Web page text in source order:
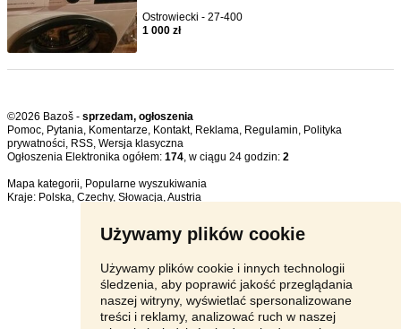
Używamy plików cookie
Używamy plików cookie i innych technologii
śledzenia, aby poprawić jakość przeglądania
naszej witryny, wyświetlać spersonalizowane
treści i reklamy, analizować ruch w naszej
Ostrowiecki - 27-400
1 000 zł
©2026 Bazoš - sprzedam, ogłoszenia
Pomoc, Pytania, Komentarze, Kontakt, Reklama, Regulamin, Polityka
prywatności, RSS,
Ogłoszenia Elektronika ogółem: 174, w ciągu 24 godzin: 2
Mapa kategorii, Popularne wyszukiwania
Kraje: Polska, Czechy, Słowacja,Austria